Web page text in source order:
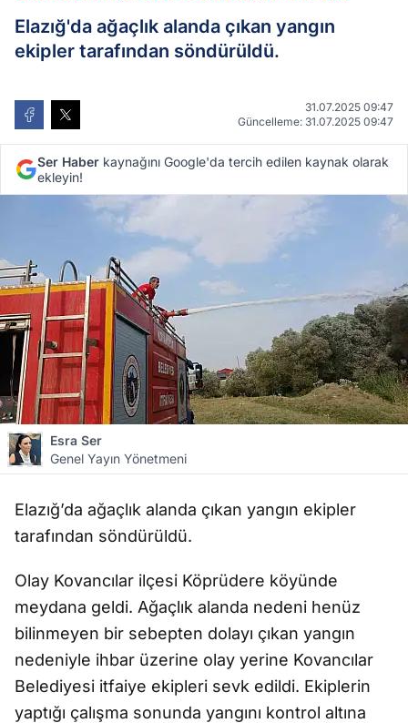
Elazığ'da ağaçlık alanda çıkan yangın
ekipler tarafından söndürüldü.
31.07.2025 09:47
Güncelleme: 31.07.2025 09:47
Ser Haber kaynağını Google'da tercih edilen kaynak olarak
ekleyin!
Esra Ser
Genel Yayın Yönetmeni
Elazığ’da ağaçlık alanda çıkan yangın ekipler
tarafından söndürüldü.
Olay Kovancılar ilçesi Köprüdere köyünde
meydana geldi. Ağaçlık alanda nedeni henüz
bilinmeyen bir sebepten dolayı çıkan yangın
nedeniyle ihbar üzerine olay yerine Kovancılar
Belediyesi itfaiye ekipleri sevk edildi. Ekiplerin
yaptığı çalışma sonunda yangını kontrol altına